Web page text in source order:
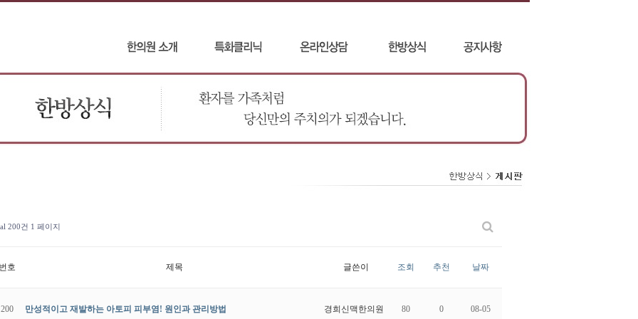
200건 1 페이지
호 제목 글쓴이 조회 추천 날짜
200 만성적이고 재발하는 아토피 피부염! 원인과 관리방법 경희신맥한의원 80 0 08-05